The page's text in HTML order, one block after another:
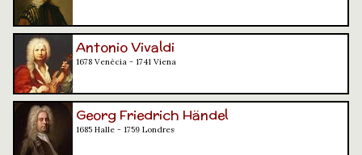
Antonio Vivaldi
1678 Venècia - 1741 Viena
Georg Friedrich Händel
1685 Halle - 1759 Londres